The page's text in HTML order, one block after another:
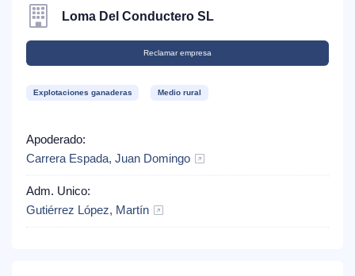
Loma Del Conductero SL
Reclamar empresa
Explotaciones ganaderas Medio rural
Apoderado:
Carrera Espada, Juan Domingo
Adm. Unico:
Gutiérrez López, Martín